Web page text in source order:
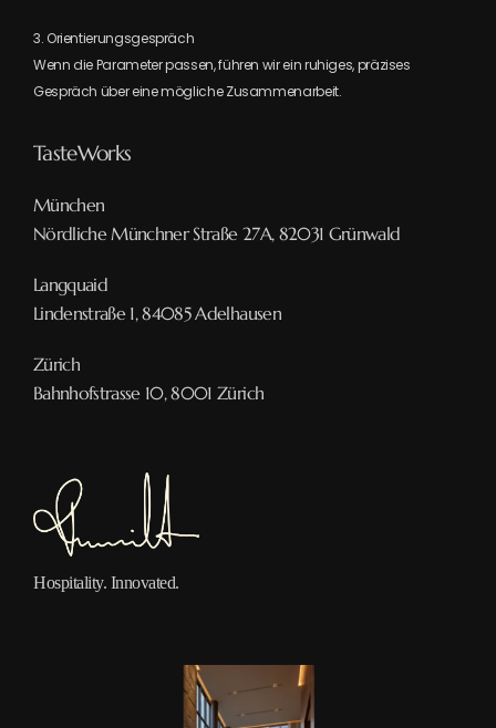
3. Orientierungsgespräch
Wenn die Parameter passen, führen wir ein ruhiges, präzises
Gespräch über eine mögliche Zusammenarbeit.
TasteWorks
München
Nördliche Münchner Straße 27A, 82031 Grünwald
Langquaid
Lindenstraße 1, 84085 Adelhausen
Zürich
Bahnhofstrasse 10, 8001 Zürich
Hospitality. Innovated.